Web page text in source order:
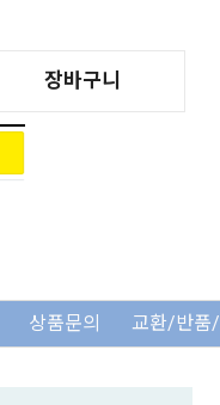
장바구니
상품문의 교환/반품